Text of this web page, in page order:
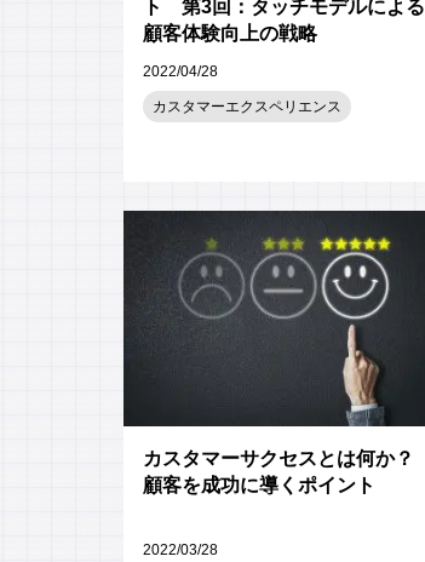
ト 第3回：タッチモデルによる
顧客体験向上の戦略
2022/04/28
カスタマーエクスペリエンス
カスタマーサクセスとは何か？
顧客を成功に導くポイント
2022/03/28